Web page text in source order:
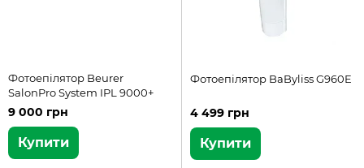
Фотоепілятор Beurer
SalonPro System IPL 9000+
9 000 грн
Купити
Фотоепілятор BaByliss G960E
4 499 грн
Купити